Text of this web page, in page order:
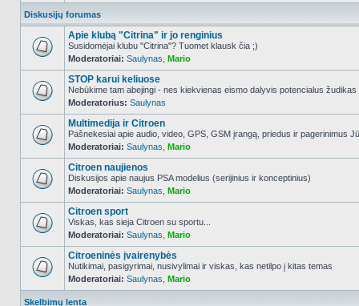
užrakintas
Diskusijų forumas
NO_UNREAD_POSTS
Apie klubą "Citrina" ir jo renginius
Susidomėjai klubu "Citrina"? Tuomet klausk čia ;)
Moderatoriai: Saulynas Mario
NO_UNREAD_POSTS
STOP karui keliuose
Nebūkime tam abejingi - nes kiekvienas eismo dalyvis potencialus žudikas
Moderatorius: Saulynas
NO_UNREAD_POSTS
Multimedija ir Citroen
Pašnekesiai apie audio, video, GPS, GSM įrangą, priedus ir pagerinimus
Moderatoriai: Saulynas Mario
NO_UNREAD_POSTS
Citroen naujienos
Diskusijos apie naujus PSA modelius (serijinius ir konceptinius)
Moderatoriai: Saulynas Mario
NO_UNREAD_POSTS
Citroen sport
Viskas, kas sieja Citroen su sportu...
Moderatoriai: Saulynas Mario
NO_UNREAD_POSTS
Citroeninės įvairenybės
Nutikimai, pasigyrimai, nusivylimai ir viskas, kas netilpo į kitas temas
Moderatoriai: Saulynas Mario
Skelbimų lenta